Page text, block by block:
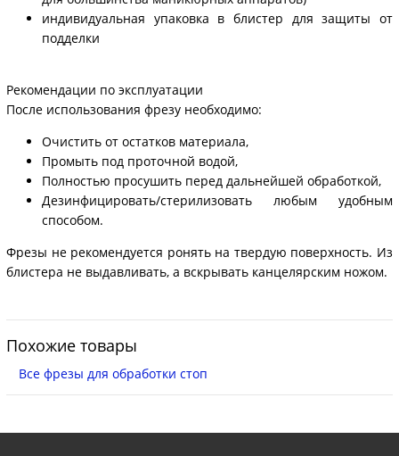
индивидуальная упаковка в блистер для защиты от
подделки
Рекомендации по эксплуатации
После использования фрезу необходимо:
Очистить от остатков материала,
Промыть под проточной водой,
Полностью просушить перед дальнейшей обработкой,
Дезинфицировать/стерилизовать любым удобным
способом.
Фрезы не рекомендуется ронять на твердую поверхность. Из
блистера не выдавливать, а вскрывать канцелярским ножом.
Похожие товары
Все фрезы для обработки стоп